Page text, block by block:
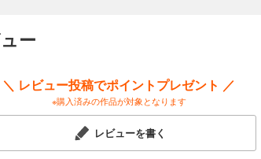
ー
＼ レビュー投稿でポイントプレゼント ／
※購入済みの作品が対象となります
レビューを書く